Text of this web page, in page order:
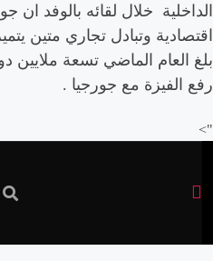
الداخلية خلال لقائه بالوفد ان
اقتصادية وتبادل تجاري متين
بلغ العام الماضي تسعة ملايين
رفع الفيزة مع جورجيا .
">